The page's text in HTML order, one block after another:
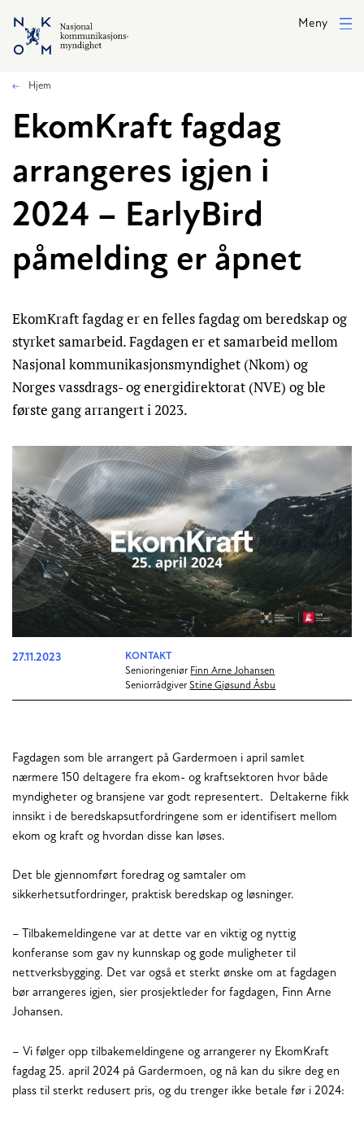
Hopp til hovedinnhold
Meny
Hjem
EkomKraft fagdag
arrangeres igjen i
2024 – EarlyBird
påmelding er åpnet
EkomKraft fagdag er en felles fagdag om beredskap og
styrket samarbeid. Fagdagen er et samarbeid mellom
Nasjonal kommunikasjonsmyndighet (Nkom) og
Norges vassdrags- og energidirektorat (NVE) og ble
første gang arrangert i 2023.
27.11.2023
KONTAKT
Senioringeniør Finn Arne Johansen
Seniorrådgiver Stine Gjøsund Åsbu
Fagdagen som ble arrangert på Gardermoen i april samlet
nærmere 150 deltagere fra ekom- og kraftsektoren hvor både
myndigheter og bransjene var godt representert. Deltakerne fikk
innsikt i de beredskapsutfordringene som er identifisert mellom
ekom og kraft og hvordan disse kan løses.
Det ble gjennomført foredrag og samtaler om
sikkerhetsutfordringer, praktisk beredskap og løsninger.
– Tilbakemeldingene var at dette var en viktig og nyttig
konferanse som gav ny kunnskap og gode muligheter til
nettverksbygging. Det var også et sterkt ønske om at fagdagen
bør arrangeres igjen, sier prosjektleder for fagdagen, Finn Arne
Johansen.
– Vi følger opp tilbakemeldingene og arrangerer ny EkomKraft
fagdag 25. april 2024 på Gardermoen, og nå kan du sikre deg en
plass til sterkt redusert pris, og du trenger ikke betale før i 2024: